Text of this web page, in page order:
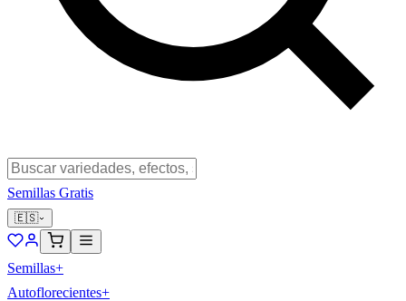
Semillas Gratis
🇪🇸
Semillas+
Autoflorecientes+